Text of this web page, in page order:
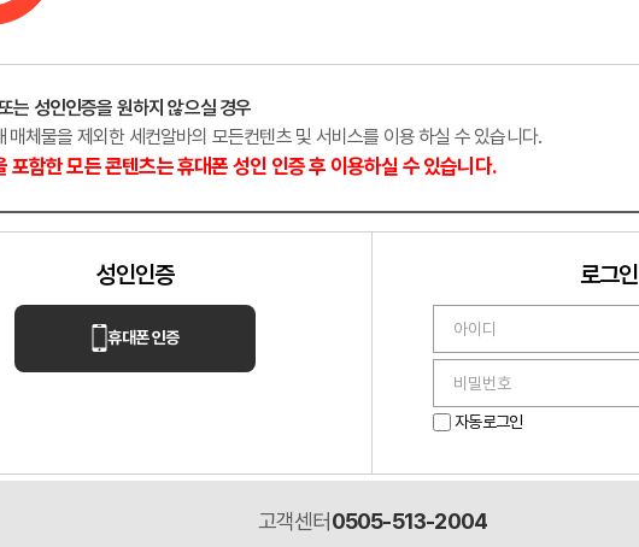
05
언니들 이야기
퇴근 30분 전 들어온 손님 하나 때문에 멘탈 나간 밤
2026-05-14
알바하다가 단골 생겼는데, 이게 맞나 싶었던 이야기
2026-05-10
02
는 성인인증을 원하지 않으실 경우
매체물을 제외한 세컨알바의 모든컨텐츠 및 서비스를 이용 하실 수 있습니다.
포함한 모든 콘텐츠는 휴대폰 성인 인증 후 이용하실 수 있습니다.
성인인증
휴대폰 인증
로그인
자동로그인
고객센터0505-513-2004